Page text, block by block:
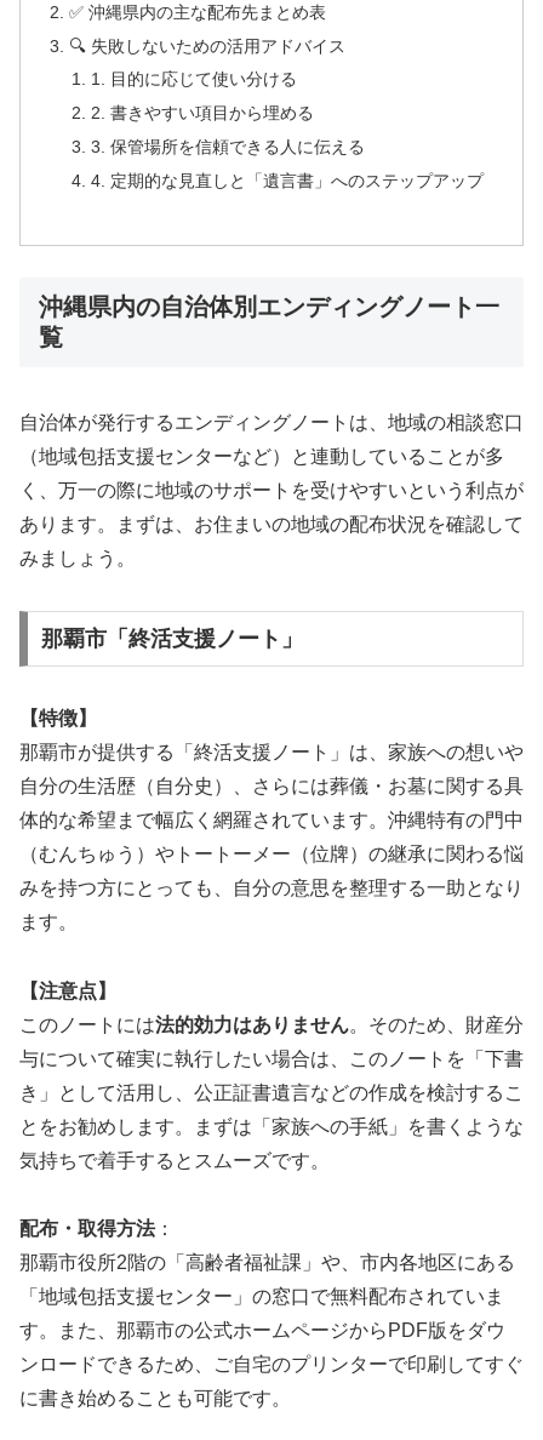
✅ 沖縄県内の主な配布先まとめ表
🔍 失敗しないための活用アドバイス
1. 目的に応じて使い分ける
2. 書きやすい項目から埋める
3. 保管場所を信頼できる人に伝える
4. 定期的な見直しと「遺言書」へのステップアップ
沖縄県内の自治体別エンディングノート一
覧
自治体が発行するエンディングノートは、地域の相談窓口
（地域包括支援センターなど）と連動していることが多
く、万一の際に地域のサポートを受けやすいという利点が
あります。まずは、お住まいの地域の配布状況を確認して
みましょう。
那覇市「終活支援ノート」
【特徴】
那覇市が提供する「終活支援ノート」は、家族への想いや
自分の生活歴（自分史）、さらには葬儀・お墓に関する具
体的な希望まで幅広く網羅されています。沖縄特有の門中
（むんちゅう）やトートーメー（位牌）の継承に関わる悩
みを持つ方にとっても、自分の意思を整理する一助となり
ます。
【注意点】
このノートには法的効力はありません。そのため、財産分
与について確実に執行したい場合は、このノートを「下書
き」として活用し、公正証書遺言などの作成を検討するこ
とをお勧めします。まずは「家族への手紙」を書くような
気持ちで着手するとスムーズです。
配布・取得方法：
那覇市役所2階の「高齢者福祉課」や、市内各地区にある
「地域包括支援センター」の窓口で無料配布されていま
す。また、那覇市の公式ホームページからPDF版をダウ
ンロードできるため、ご自宅のプリンターで印刷してすぐ
に書き始めることも可能です。